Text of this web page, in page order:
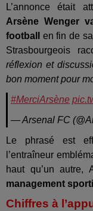
L’annonce était
Arsène Wenger
football
en fin de
Strasbourgeois
réflexion et
bon moment pour
#MerciArsène
— Arsenal FC
Le phrasé est
l’entraîneur
haut qu’un autre,
management
Chiffres à